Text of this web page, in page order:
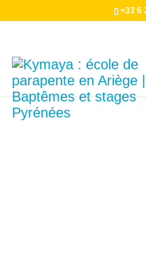
+33 6
Site de vol avec la